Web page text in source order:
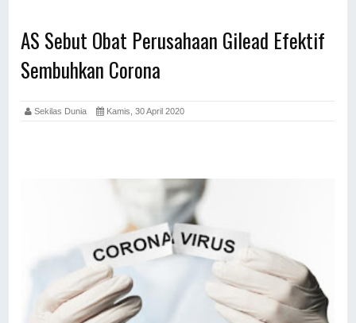
AS Sebut Obat Perusahaan Gilead Efektif
Sembuhkan Corona
Sekilas Dunia Kamis, 30 April 2020